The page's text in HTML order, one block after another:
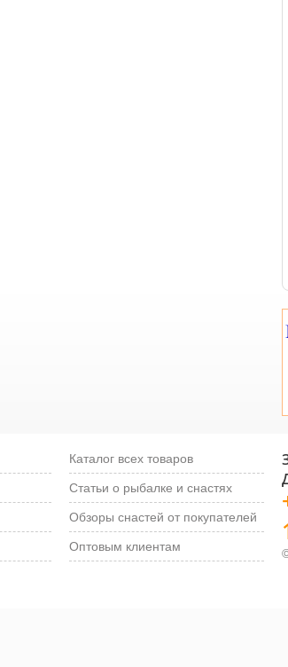
Каталог всех товаров
Статьи о рыбалке и снастях
Обзоры снастей от покупателей
Оптовым клиентам